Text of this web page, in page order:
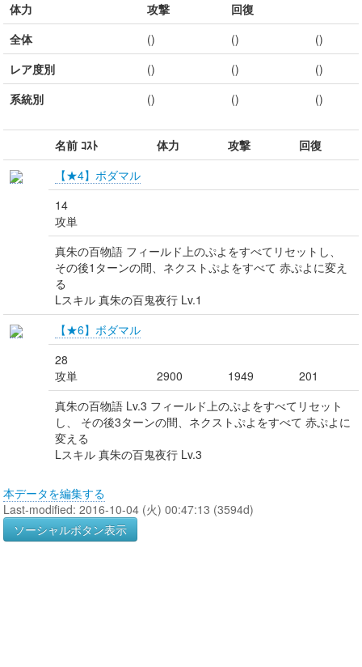
体力
攻撃
回復
全体
() ()
()
レア度別
() ()
()
系統別
() () ()
名前 ｺｽﾄ 体力 攻撃
回復
【★4】ボダマル
14
攻単
真朱の百物語 フィールド上のぷよをすべてリセットし、
その後1ターンの間、ネクストぷよをすべて 赤ぷよに変え
る
Lスキル 真朱の百鬼夜行 Lv.1
【★6】ボダマル
28
攻単
2900 1949
201
真朱の百物語 Lv.3 フィールド上のぷよをすべてリセット
し、 その後3ターンの間、ネクストぷよをすべて 赤ぷよに
変える
Lスキル 真朱の百鬼夜行 Lv.3
本データを編集する
Last-modified: 2016-10-04 (火) 00:47:13 (3594d)
ソーシャルボタン表示